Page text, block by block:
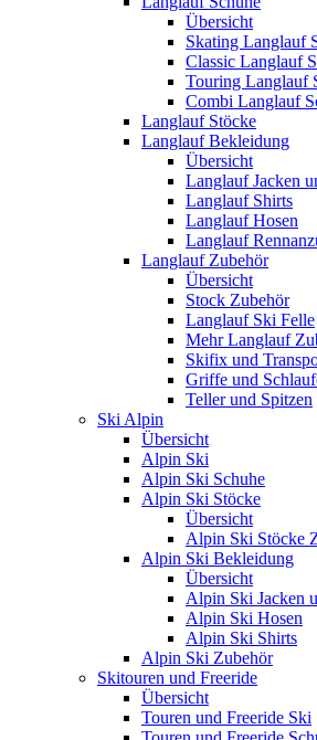
Übersicht
Skating Langlauf
Classic Langlauf
Touring Langlauf
Combi Langlauf
Langlauf Stöcke
Langlauf Bekleidung
Übersicht
Langlauf Jacken
Langlauf Shirts
Langlauf Hosen
Langlauf
Langlauf Zubehör
Übersicht
Stock Zubehör
Langlauf Ski Felle
Mehr Langlauf
Skifix und
Griffe und
Teller und Spitzen
Ski Alpin
Übersicht
Alpin Ski
Alpin Ski Schuhe
Alpin Ski Stöcke
Übersicht
Alpin Ski Stöcke
Alpin Ski Bekleidung
Übersicht
Alpin Ski Jacken
Alpin Ski Hosen
Alpin Ski Shirts
Alpin Ski Zubehör
Skitouren und Freeride
Übersicht
Touren und Freeride Ski